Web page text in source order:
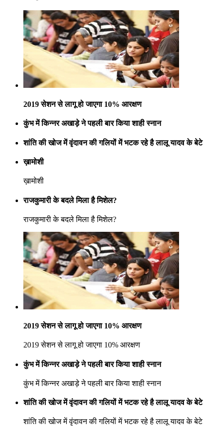
2019 सेशन से लागू हो जाएगा 10% आरक्षण
कुंभ में किन्नर अखाड़े ने पहली बार किया शाही स्नान
शांति की खोज में वृंदावन की गलियों में भटक रहे है लालू यादव के बेटे
ख़ामोशी
ख़ामोशी
राजकुमारी के बदले मिला है मिशेल?
राजकुमारी के बदले मिला है मिशेल?
2019 सेशन से लागू हो जाएगा 10% आरक्षण
2019 सेशन से लागू हो जाएगा 10% आरक्षण
कुंभ में किन्नर अखाड़े ने पहली बार किया शाही स्नान
कुंभ में किन्नर अखाड़े ने पहली बार किया शाही स्नान
शांति की खोज में वृंदावन की गलियों में भटक रहे है लालू यादव के बेटे
शांति की खोज में वृंदावन की गलियों में भटक रहे है लालू यादव के बेटे